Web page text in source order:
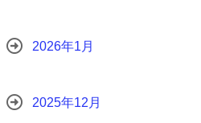
2026年1月
2025年12月